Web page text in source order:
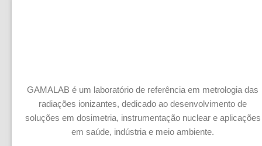
GAMALAB é um laboratório de referência em metrologia das
radiações ionizantes, dedicado ao desenvolvimento de
soluções em dosimetria, instrumentação nuclear e aplicações
em saúde, indústria e meio ambiente.